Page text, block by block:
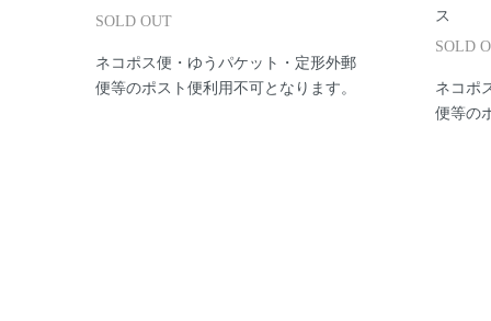
SOLD OUT
ネコポス便・ゆうパケット・定形外郵
便等のポスト便利用不可となります。
ス
SOLD
ネコポ
便等の